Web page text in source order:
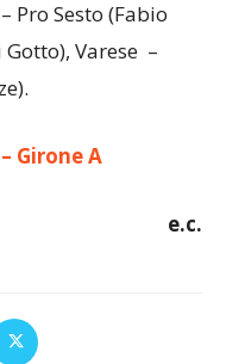
Lipizer di
Pro Sesto (Fabio
Varese –